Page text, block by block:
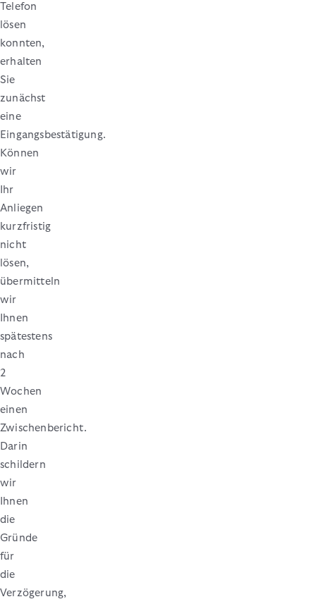
Telefon
lösen
konnten,
erhalten
Sie
zunächst
eine
Eingangsbestätigung.
Können
wir
Ihr
Anliegen
kurzfristig
nicht
lösen,
übermitteln
wir
Ihnen
spätestens
nach
2
Wochen
einen
Zwischenbericht.
Darin
schildern
wir
Ihnen
die
Gründe
für
die
Verzögerung,